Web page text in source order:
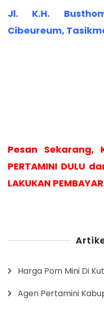
Jl. K.H.
Cibeureum,
Pesan Sekarang,
PERTAMINI DULU
LAKUKAN
Harga Pom Mini Di
Agen Pertamini